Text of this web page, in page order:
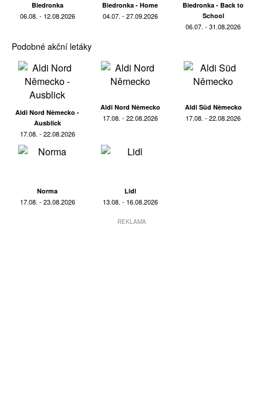
Biedronka
06.08. - 12.08.2026
Biedronka - Home
04.07. - 27.09.2026
Biedronka - Back to
School
06.07. - 31.08.2026
Podobné akční letáky
Aldi Nord Německo -
Ausblick
17.08. - 22.08.2026
Aldi Nord Německo
17.08. - 22.08.2026
Aldi Süd Německo
17.08. - 22.08.2026
Norma
17.08. - 23.08.2026
Lidl
13.08. - 16.08.2026
REKLAMA